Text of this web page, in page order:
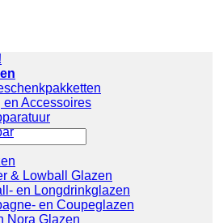
en Accessoires
& Lowball Glazen
en Longdrinkglazen
en Coupeglazen
Nora Glazen